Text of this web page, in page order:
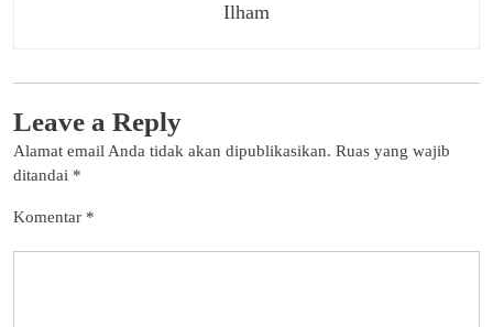
Ilham
Leave a Reply
Alamat email Anda tidak akan dipublikasikan. Ruas yang wajib
ditandai *
Komentar *